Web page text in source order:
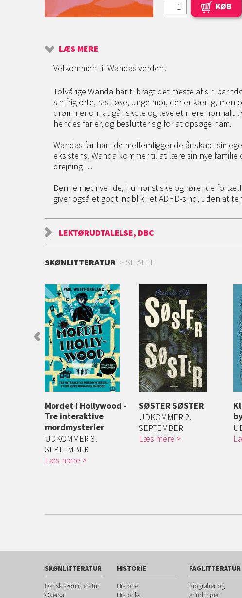
KØB
LÆS MERE
Velkommen til Wandas verden!
Tolvårige Wanda har tilbragt det meste af sin
sin frigjorte, rastløse, unge mor, der er kærlig, men
drømmer om at gå i skole og leve et mere normalt
hendes far er, og beslutter sig for at opsøge ham.
Wandas far har i de mellemliggende år skabt sin
eksistens. Wanda kommer til at lære sin nye
drejning …
Denne medrivende, humoristiske og rørende
giver også et godt indblik i et ADHD-sind, uden at
LEKTØRUDTALELSE, DBC
SKØNLITTERATUR SE ALLE
Mordet i Hollywood -
Tre interaktive
mordmysterier
UDKOMMER 3.
SEPTEMBER
Læs mere
SØSTER SØSTER
UDKOMMER 2.
SEPTEMBER
Læs mere
by
SKØNLITTERATUR
Dansk skønlitteratur
Oversat
HISTORIE
Historie
Historika
FAGLITTERATUR
Biografier og
erindringer